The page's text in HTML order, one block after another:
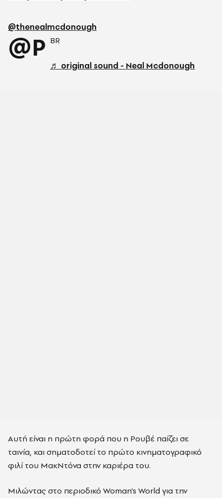
@thenealmcdonough
@P BR
♬ original sound - Neal Mcdonough
Αυτή είναι η πρώτη φορά που η Ρουβέ παίζει σε
ταινία, και σηματοδοτεί το πρώτο κινηματογραφικό
φιλί του ΜακΝτόνα στην καριέρα του.
Μιλώντας στο περιοδικό Woman’s World για την